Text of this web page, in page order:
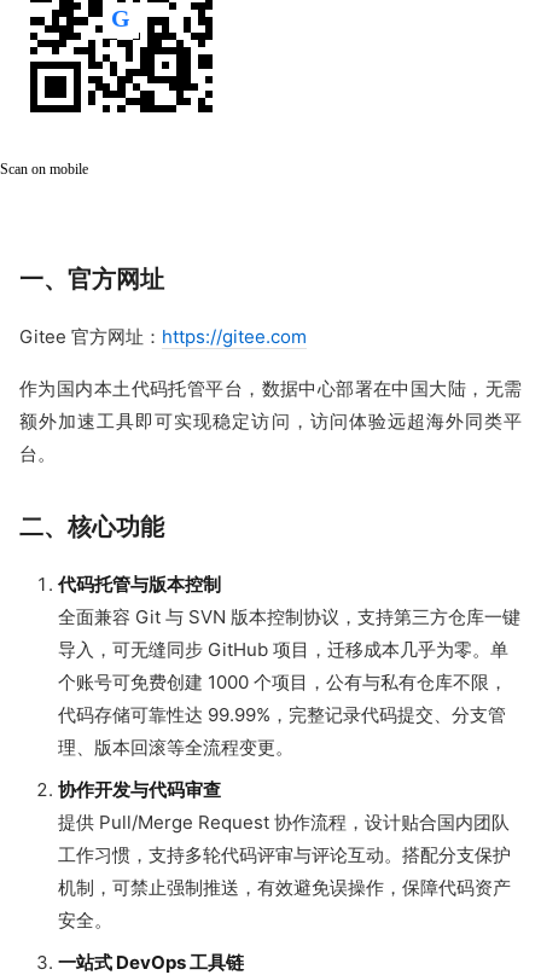
Scan on mobile
一、官方网址
Gitee 官方网址： https://gitee.com
作为国内本土代码托管平台，数据中心部署在中国大陆，无需
额外加速工具即可实现稳定访问，访问体验远超海外同类平
台。
二、核心功能
代码托管与版本控制
全面兼容 Git 与 SVN 版本控制协议，支持第三方仓库一键
导入，可无缝同步 GitHub 项目，迁移成本几乎为零。单
个账号可免费创建 1000 个项目，公有与私有仓库不限，
代码存储可靠性达 99.99%，完整记录代码提交、分支管
理、版本回滚等全流程变更。
协作开发与代码审查
提供 Pull/Merge Request 协作流程，设计贴合国内团队
工作习惯，支持多轮代码评审与评论互动。搭配分支保护
机制，可禁止强制推送，有效避免误操作，保障代码资产
安全。
一站式 DevOps 工具链